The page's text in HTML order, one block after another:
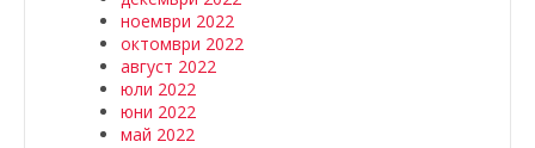
ноември 2022
октомври 2022
август 2022
юли 2022
юни 2022
май 2022